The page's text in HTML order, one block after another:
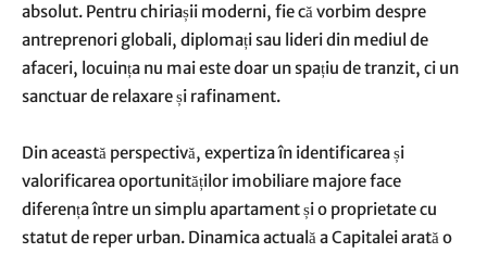
absolut. Pentru chiriașii moderni, fie că vorbim despre
antreprenori globali, diplomați sau lideri din mediul de
afaceri, locuința nu mai este doar un spațiu de tranzit, ci un
sanctuar de relaxare și rafinament.
Din această perspectivă, expertiza în identificarea și
valorificarea oportunităților imobiliare majore face
diferența între un simplu apartament și o proprietate cu
statut de reper urban. Dinamica actuală a Capitalei arată o